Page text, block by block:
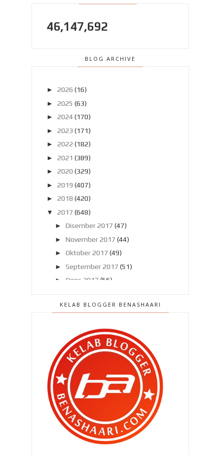
46,147,692
BLOG ARCHIVE
► 2026 (16)
► 2025 (63)
► 2024 (170)
► 2023 (171)
► 2022 (182)
► 2021 (389)
► 2020 (329)
► 2019 (407)
► 2018 (420)
▼
2017 (648)
► Disember 2017 (47)
► November 2017 (44)
► Oktober 2017 (49)
► September 2017 (51)
► Ogos 2017 (56)
►Jun 2017(47)
April 2017(75)
►Mac 2017 (80)
►
Februari 2017
▼
Januari 2017
(46)
Koleksi terbaru di Mothercare !
Dialah abang , dialah kawan
tersayang buatnya !
Aku juga mungkin seperti Donald
KELAB BLOGGER BENASHAARI